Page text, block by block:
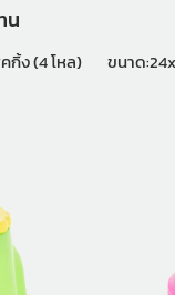
น
ซ.ม. แพ็คกิ้ง (4 โหล)